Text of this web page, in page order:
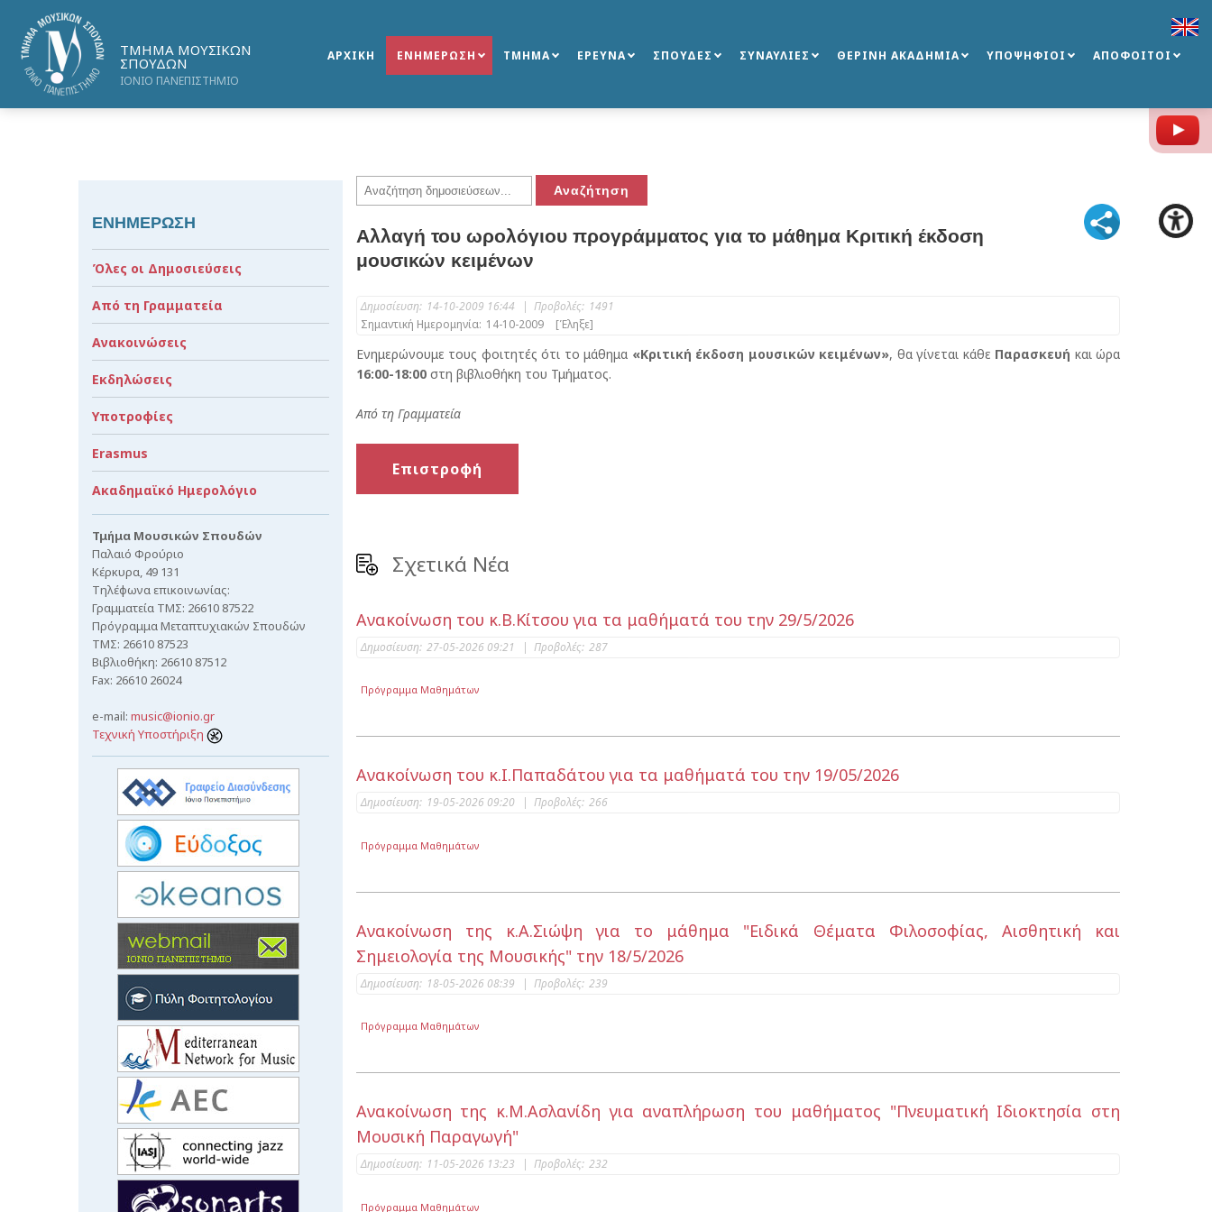
ΤΜΗΜΑ ΜΟΥΣΙΚΩΝ
ΣΠΟΥΔΩΝ
ΙΟΝΙΟ ΠΑΝΕΠΙΣΤΗΜΙΟ
ΑΡΧΙΚΗ ΕΝΗΜΕΡΩΣΗ ΤΜΗΜΑ ΕΡΕΥΝΑ ΣΠΟΥΔΕΣ ΣΥΝΑΥΛΙΕΣ ΘΕΡΙΝΗ ΑΚΑΔΗΜΙΑ ΥΠΟΨΗΦΙΟΙ ΑΠΟΦΟΙΤΟΙ
Αλλαγή του ωρολόγιου προγράμματος για το μάθημα Κριτική έκδοση
μουσικών κειμένων
Δημοσίευση: 14-10-2009 16:44 | Προβολές: 1491
Σημαντική Ημερομηνία: 14-10-2009 [Έληξε]
Ενημερώνουμε τους φοιτητές ότι το μάθημα «Κριτική έκδοση μουσικών κειμένων», θα γίνεται κάθε Παρασκευή και ώρα
16:00-18:00στη βιβλιοθήκη του Τμήματος.
Από τη Γραμματεία
Επιστροφή
Σχετικά Νέα
Ανακοίνωση του κ.Β.Κίτσου για τα μαθήματά του την 29/5/2026
Δημοσίευση: 27-05-2026 09:21 | Προβολές: 287
Πρόγραμμα Μαθημάτων
Ανακοίνωση του κ.Ι.Παπαδάτου για τα μαθήματά του την 19/05/2026
Δημοσίευση: 19-05-2026 09:20 | Προβολές: 266
Πρόγραμμα Μαθημάτων
Ανακοίνωση της κ.Α.Σιώψη για το μάθημα "Ειδικά Θέματα Φιλοσοφίας, Αισθητική και
Σημειολογία της Μουσικής" την 18/5/2026
Δημοσίευση: 18-05-2026 08:39 | Προβολές: 239
Πρόγραμμα Μαθημάτων
Ανακοίνωση της κ.Μ.Ασλανίδη για αναπλήρωση του μαθήματος "Πνευματική Ιδιοκτησία στη
Μουσική Παραγωγή"
Δημοσίευση: 11-05-2026 13:23 | Προβολές: 232
Πρόγραμμα Μαθημάτων
ΕΝΗΜΕΡΩΣΗ
Όλες οι Δημοσιεύσεις
Από τη Γραμματεία
Ανακοινώσεις
Εκδηλώσεις
Υποτροφίες
Erasmus
Ακαδημαϊκό Ημερολόγιο
Τμήμα Μουσικών Σπουδών
Παλαιό Φρούριο
Κέρκυρα, 49 131
Τηλέφωνα επικοινωνίας:
Γραμματεία ΤΜΣ: 26610 87522
Πρόγραμμα Μεταπτυχιακών Σπουδών
ΤΜΣ: 26610 87523
Βιβλιοθήκη: 26610 87512
Fax: 26610 26024
e-mail: music@ionio.gr
Τεχνική Υποστήριξη